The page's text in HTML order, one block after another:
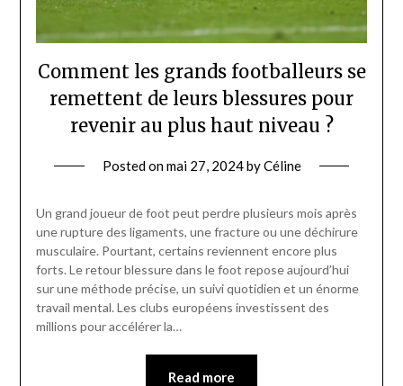
Comment les grands footballeurs se
remettent de leurs blessures pour
revenir au plus haut niveau ?
Posted onmai 27, 2024byCéline
Un grand joueur de foot peut perdre plusieurs mois après
une rupture des ligaments, une fracture ou une déchirure
musculaire. Pourtant, certains reviennent encore plus
forts. Le retour blessure dans le foot repose aujourd’hui
sur une méthode précise, un suivi quotidien et un énorme
travail mental. Les clubs européens investissent des
millions pour accélérer la…
Read more